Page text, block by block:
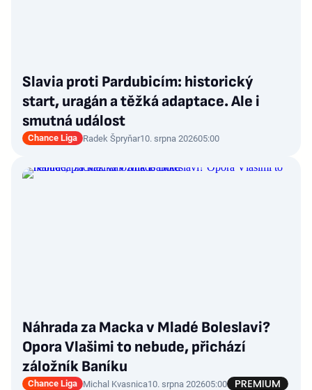
Slavia proti Pardubicím: historický
start, uragán a těžká adaptace. Ale i
smutná událost
Chance Liga Radek Špryňar10. srpna 202605:00
Náhrada za Macka v Mladé Boleslavi?
Opora Vlašimi to nebude, přichází
záložník Baníku
Chance Liga Michal Kvasnica10. srpna 202605:00